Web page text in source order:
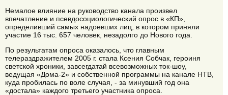
Немалое влияние на руководство канала произвел
впечатление и псевдосоциологический опрос в «КП»,
определивший самых надоевших лиц, в котором приняли
участие 16 тыс. 657 человек, незадолго до Нового года.
По результатам опроса оказалось, что главным
телераздражителем 2005 г. стала Ксения Собчак, героиня
светской хроники, завсегдатай всевозможных ток-шоу,
ведущая «Дома-2» и собственной программы на канале НТВ,
куда пробилась по воле случая, - за минувший год она
«достала» каждого третьего участника опроса.